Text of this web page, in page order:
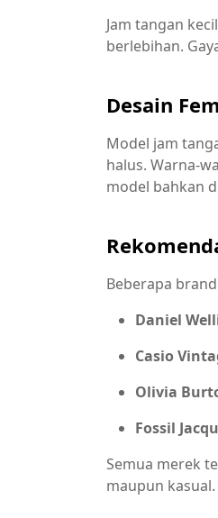
Jam tangan
berlebihan.
Desain
Model jam
halus. Warna-
model bahkan
Beberapa
Daniel
Casio
Olivia
Fossil
Semua merek
maupun kasual.